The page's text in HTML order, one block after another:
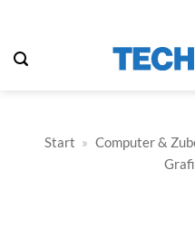
springen
Start » Computer &